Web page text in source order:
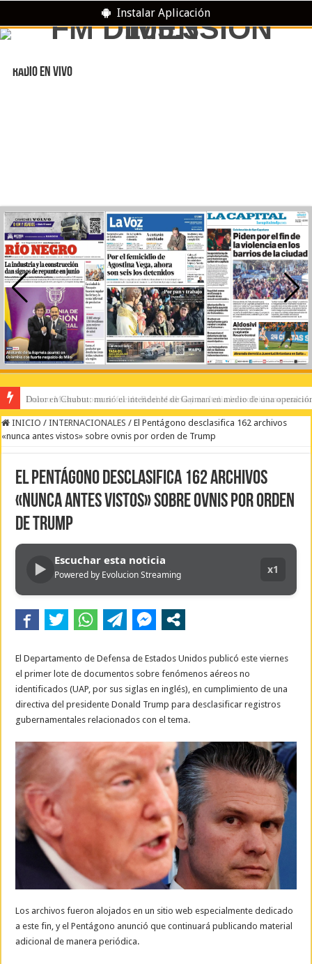
Instalar Aplicación
RADIO EN VIVO
Dolor en Chubut: murió el intendente de Gaiman en medio de una
INICIO / INTERNACIONALES / El Pentágono desclasifica 162 archivos
«nunca antes vistos» sobre ovnis por orden de Trump
El Pentágono desclasifica 162 archivos
«nunca antes vistos» sobre ovnis por orden
de Trump
▶ Escuchar esta noticia
Powered by Evolucion Streaming x1
El Departamento de Defensa de Estados Unidos publicó este viernes
el primer lote de documentos sobre fenómenos aéreos no
identificados (UAP, por sus siglas en inglés), en cumplimiento de una
directiva del presidente Donald Trump para desclasificar registros
gubernamentales relacionados con el tema.
Los archivos fueron alojados en un sitio web especialmente dedicado
a este fin, y el Pentágono anunció que continuará publicando material
adicional de manera periódica.